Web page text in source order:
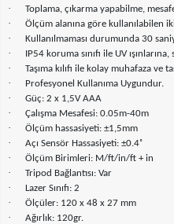
· Toplama, çıkarma yapabilme,
· Ölçüm alanına göre kullanılabilen
· Kullanılmaması durumunda 30
· IP54 koruma sınıfı ile UV
· Taşıma kılıfı ile kolay muhafaza ve
· Profesyonel Kullanıma Uygundur.
· Güç: 2 x 1,5V AAA
· Çalışma Mesafesi: 0.05m-40m
· Ölçüm hassasiyeti: ±1,5mm
· Açı Sensör Hassasiyeti: ±0.4˚
· Ölçüm Birimleri: M/ft/in/ft + in
· Tripod Bağlantısı: Var
· Lazer Sınıfı: 2
· Ölçüler: 120 x 48 x 27 mm
· Ağırlık: 120gr.